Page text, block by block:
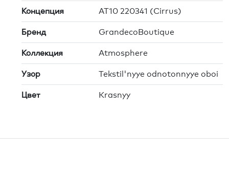
Концепция AT10 220341 (Cirrus)
Бренд GrandecoBoutique
Коллекция Atmosphere
Узор Tekstil'nyye odnotonnyye oboi
Цвет Krasnyy